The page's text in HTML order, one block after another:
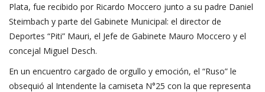
Plata, fue recibido por Ricardo Moccero junto a su padre Daniel
Steimbach y parte del Gabinete Municipal: el director de
Deportes “Piti” Mauri, el Jefe de Gabinete Mauro Moccero y el
concejal Miguel Desch.
En un encuentro cargado de orgullo y emoción, el “Ruso” le
obsequió al Intendente la camiseta N°25 con la que representa